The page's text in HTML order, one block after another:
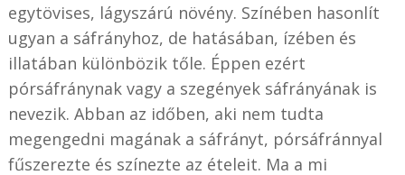
egytövises, lágyszárú növény. Színében hasonlít
ugyan a sáfrányhoz, de hatásában, ízében és
illatában különbözik tőle. Éppen ezért
pórsáfránynak vagy a szegények sáfrányának is
nevezik. Abban az időben, aki nem tudta
megengedni magának a sáfrányt, pórsáfránnyal
fűszerezte és színezte az ételeit. Ma a mi